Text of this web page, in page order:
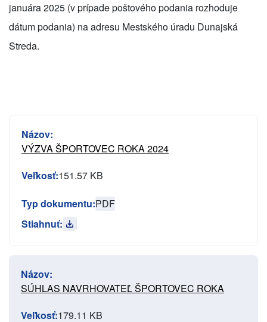
januára 2025 (v prípade poštového podania rozhoduje
dátum podania) na adresu Mestského úradu Dunajská
Streda.
Názov:
VÝZVA ŠPORTOVEC ROKA 2024
Veľkosť:151.57 KB
Typ dokumentu:PDF
Stiahnuť:
Názov:
SÚHLAS NAVRHOVATEĽ ŠPORTOVEC ROKA
Veľkosť:179.11 KB